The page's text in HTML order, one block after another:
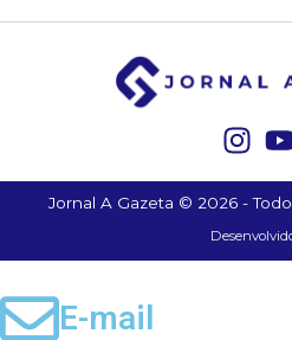
Jornal A Gazeta © 2026 -
E-mail